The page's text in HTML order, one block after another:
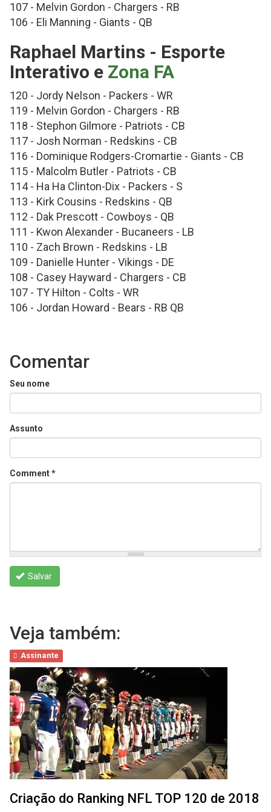
107 - Melvin Gordon - Chargers - RB
106 - Eli Manning - Giants - QB
Raphael Martins - Esporte
Interativo e Zona FA
120 - Jordy Nelson - Packers - WR
119 - Melvin Gordon - Chargers - RB
118 - Stephon Gilmore - Patriots - CB
117 - Josh Norman - Redskins - CB
116 - Dominique Rodgers-Cromartie - Giants - CB
115 - Malcolm Butler - Patriots - CB
114 - Ha Ha Clinton-Dix - Packers - S
113 - Kirk Cousins - Redskins - QB
112 - Dak Prescott - Cowboys - QB
111 - Kwon Alexander - Bucaneers - LB
110 - Zach Brown - Redskins - LB
109 - Danielle Hunter - Vikings - DE
108 - Casey Hayward - Chargers - CB
107 - TY Hilton - Colts - WR
106 - Jordan Howard - Bears - RB QB
Comentar
Seu nome
Assunto
Comment*
Salvar
Veja também:
Assinante
Criação do Ranking NFL TOP 120 de 2018